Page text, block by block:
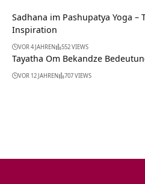
Sadhana im Pashupatya Yoga –
Inspiration
VOR 4 JAHREN 552 VIEWS
Tayatha Om Bekandze
VOR 12 JAHREN 707 VIEWS